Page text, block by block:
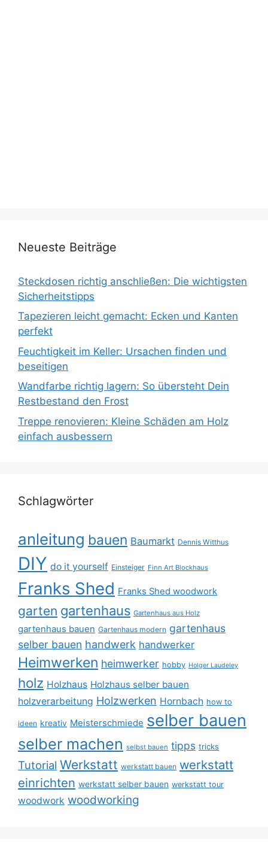
Neueste Beiträge
Steckdosen richtig anschließen: Die wichtigsten
Sicherheitstipps
Tapezieren leicht gemacht: Ecken und Kanten
perfekt
Feuchtigkeit im Keller: Ursachen finden und
beseitigen
Wandfarbe richtig lagern: So übersteht Dein
Restbestand den Frost
Treppe renovieren: Kleine Schäden am Holz
einfach ausbessern
Schlagwörter
anleitung bauen Baumarkt Dennis Witthus
DIY do it yourself Einsteiger Finn Art Blockhaus
Franks Shed Franks Shed woodwork
garten gartenhaus Gartenhaus aus Holz
gartenhaus bauen Gartenhaus modern gartenhaus
selber bauen handwerk handwerker
Heimwerken heimwerker hobby Holger Laudeley
holz Holzhaus Holzhaus selber bauen
holzverarbeitung Holzwerken Hornbach how to
ideen kreativ Meisterschmiede selber bauen
selber machen selbst bauen tipps tricks
Tutorial Werkstatt werkstatt bauen werkstatt
einrichten werkstatt selber bauen werkstatt tour
woodwork woodworking